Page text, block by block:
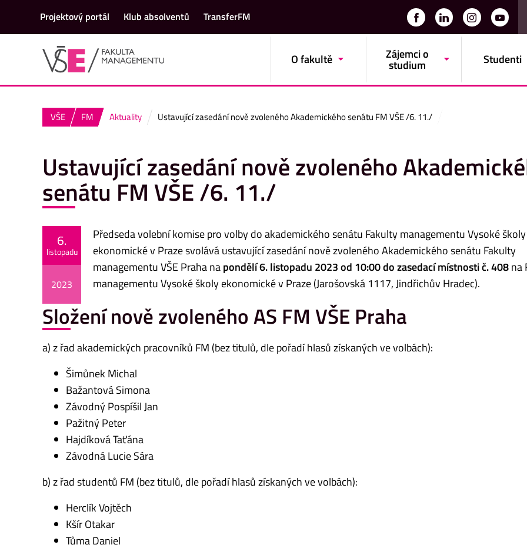
Projektový portál Klub absolventů TransferFM
O fakultě Zájemci o
studium Studenti
VŠE FM Aktuality Ustavující zasedání nově zvoleného Akademického senátu FM VŠE /6. 11./
Ustavující zasedání nově zvoleného
senátu FM VŠE /6. 11./
6.
listopadu
2023
Předseda volební komise pro volby do akademického senátu Fakulty managementu Vysoké školy
ekonomické v Praze svolává ustavující zasedání nově zvoleného Akademického senátu Fakulty
managementu VŠE Praha napondělí 6. listopadu 2023 od 10:00 do zasedací místnosti č. 408na
managementu Vysoké školy ekonomické v Praze (Jarošovská 1117, Jindřichův Hradec).
Složení nově zvoleného AS FM VŠE Praha
a) z řad akademických pracovníků FM (bez titulů, dle pořadí hlasů získaných ve volbách):
Šimůnek Michal
Bažantová Simona
Závodný Pospíšil Jan
Pažitný Peter
Hajdíková Taťána
Závodná Lucie Sára
b) z řad studentů FM (bez titulů, dle pořadí hlasů získaných ve volbách):
Herclík Vojtěch
Kšír Otakar
Tůma Daniel